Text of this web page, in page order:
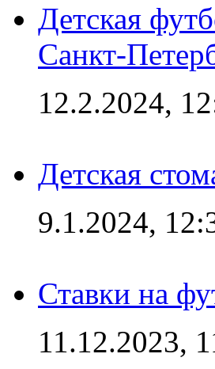
Детская
Санкт-
12.2.2024,
Детская
9.1.2024,
Ставки на
11.12.2023,